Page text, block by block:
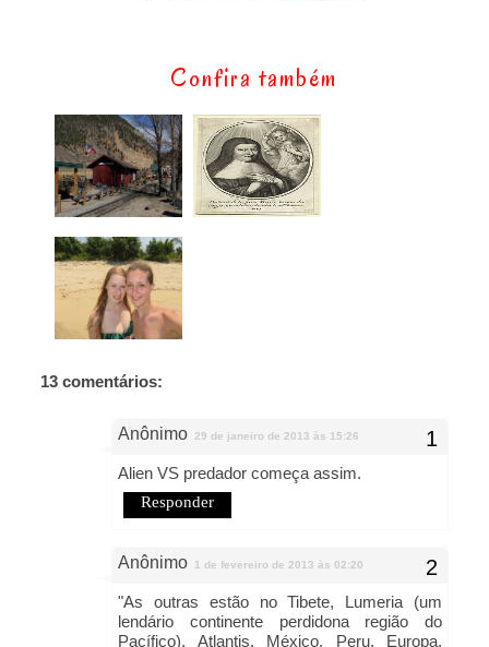
Confira também
13 comentários:
Anônimo 29 de janeiro de 2013 às 15:26
Alien VS predador começa assim.
Responder
Anônimo 1 de fevereiro de 2013 às 02:20
"As outras estão no Tibete, Lumeria (um
lendário continente perdidona região do
Pacífico), Atlantis, México, Peru, Europa,